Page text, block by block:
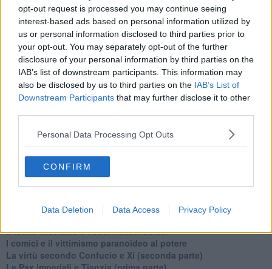
opt-out request is processed you may continue seeing
interest-based ads based on personal information utilized by
us or personal information disclosed to third parties prior to
your opt-out. You may separately opt-out of the further
disclosure of your personal information by third parties on the
IAB’s list of downstream participants. This information may
also be disclosed by us to third parties on the IAB’s List of
Downstream Participants that may further disclose it to other
Personal Data Processing Opt Outs
CONFIRM
Data Deletion Data Access Privacy Policy
​Il Wild West di Trump
​La depressione infantile di Roger Waters e la propaganda di
guerra"
​La disinformazione climatica veicolata dai media
Senza una Retta Visione l’Uomo è un automa
​La propaganda bellica nostrana vs l’hasbarà dei sionisti
​La cleptocrazia e lo studio sociologico della propaganda di
guerra
La Cop 30, i crimini e i misfatti verso la vita sulla terra
Arrostire il pianeta: le grandi emissioni della carne e dei
latticini
​Cop 30, uragani e riconversione delle spese militari
dell’ignoranza
Il Wenzi e la decadenza verso la guerra e la morte
​Il tecno-fascismo e i suoi nemici delusi
​I comici e il vittimismo paranoideo al potere
​La virtù secondo Confucio e Xi (seconda parte)